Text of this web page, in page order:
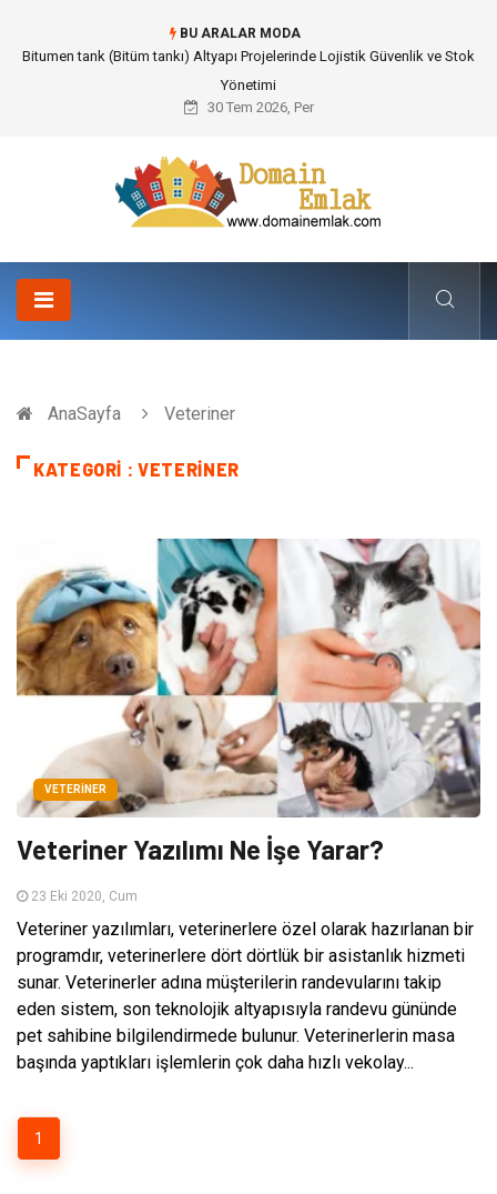
BU ARALAR MODA
Bitumen tank (Bitüm tankı) Altyapı Projelerinde Lojistik Güvenlik ve Stok
Yönetimi
30 Tem 2026, Per
AnaSayfa Veteriner
KATEGORI : VETERINER
VETERINER
Veteriner Yazılımı Ne İşe Yarar?
23 Eki 2020, Cum
Veteriner yazılımları, veterinerlere özel olarak hazırlanan bir
programdır, veterinerlere dört dörtlük bir asistanlık hizmeti
sunar. Veterinerler adına müşterilerin randevularını takip
eden sistem, son teknolojik altyapısıyla randevu gününde
pet sahibine bilgilendirmede bulunur. Veterinerlerin masa
başında yaptıkları işlemlerin çok daha hızlı vekolay...
1